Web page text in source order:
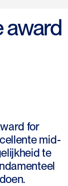
award
for
mid-
te